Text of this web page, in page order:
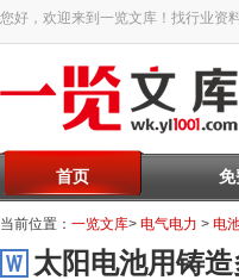
您好，欢迎来到一览文库！找行业资
首页 免
当前位置： 一览文库> 电气电力 > 电
太阳电池用铸